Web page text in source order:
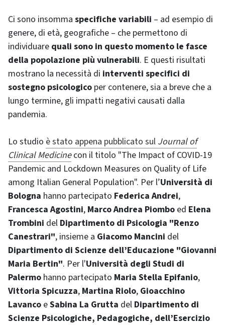
Ci sono insomma specifiche variabili – ad esempio di
genere, di età, geografiche – che permettono di
individuare quali sono in questo momento le fasce
della popolazione più vulnerabili. E questi risultati
mostrano la necessità di interventi specifici di
sostegno psicologico per contenere, sia a breve che a
lungo termine, gli impatti negativi causati dalla
pandemia.
Lo studio è stato appena pubblicato sul Journal of
Clinical Medicinecon il titolo "The Impact of COVID-19
Pandemic and Lockdown Measures on Quality of Life
among Italian General Population". Per l’Università di
Bologna hanno partecipato Federica Andrei,
Francesca Agostini, Marco Andrea Piombo ed Elena
Trombini del Dipartimento di Psicologia "Renzo
Canestrari", insieme a Giacomo Mancini del
Dipartimento di Scienze dell’Educazione "Giovanni
Maria Bertin". Per l'Università degli Studi di
Palermo hanno partecipato Maria Stella Epifanio,
Vittoria Spicuzza, Martina Riolo, Gioacchino
Lavanco eSabina La Grutta del Dipartimento di
Scienze Psicologiche, Pedagogiche, dell’Esercizio